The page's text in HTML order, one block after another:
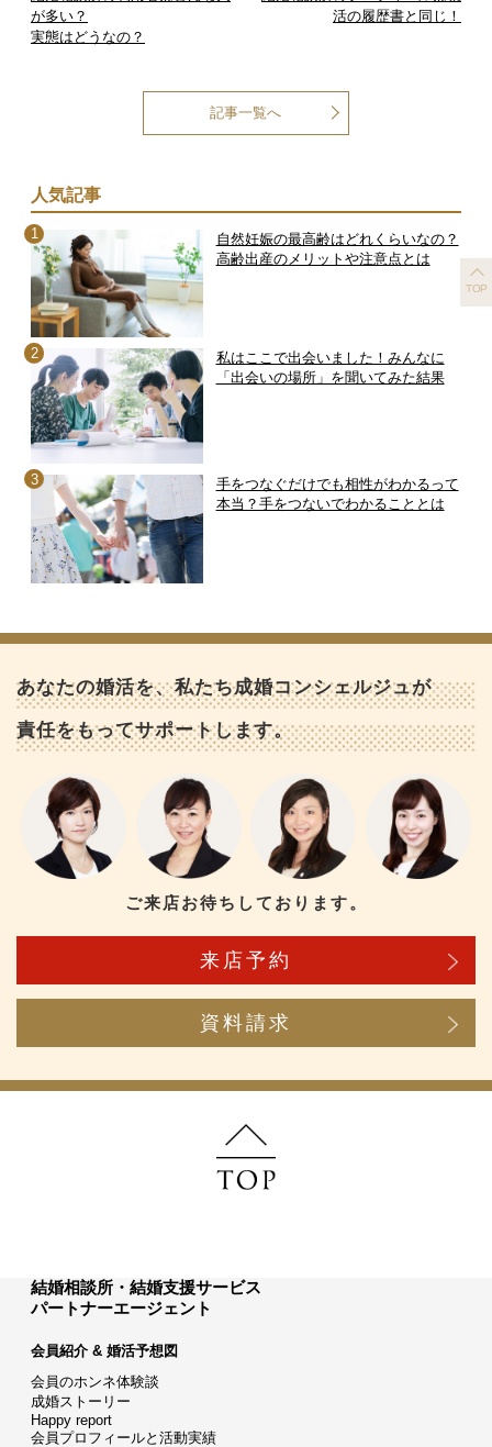
が多い？
実態はどうなの？
活の履歴書と同じ！
記事一覧へ
人気記事
自然妊娠の最高齢はどれくらいなの？
高齢出産のメリットや注意点とは
私はここで出会いました！みんなに
「出会いの場所」を聞いてみた結果
手をつなぐだけでも相性がわかるって
本当？手をつないでわかることとは
TOP
あなたの婚活を、私たち成婚コンシェルジュが
責任をもってサポートします。
ご来店お待ちしております。
来店予約
資料請求
結婚相談所・結婚支援サービス
パートナーエージェント
会員紹介 & 婚活予想図
会員のホンネ体験談
成婚ストーリー
Happy report
会員プロフィールと活動実績